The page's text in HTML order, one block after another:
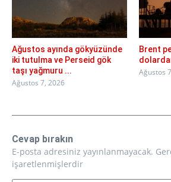
Ağustos ayında gökyüzünde
iki tutulma ve Perseid gök
taşı yağmuru ...
Ağustos 7, 2026
Brent
Ağustos
Cevap bırakın
E-posta adresiniz yayınlanmayacak.
işaretlenmişlerdir